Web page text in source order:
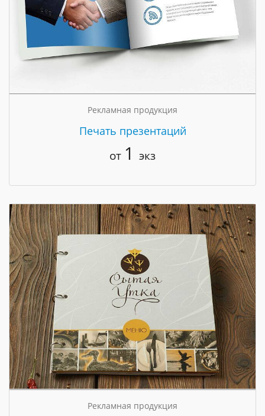
Рекламная продукция
Печать презентаций
от 1 экз
Рекламная продукция